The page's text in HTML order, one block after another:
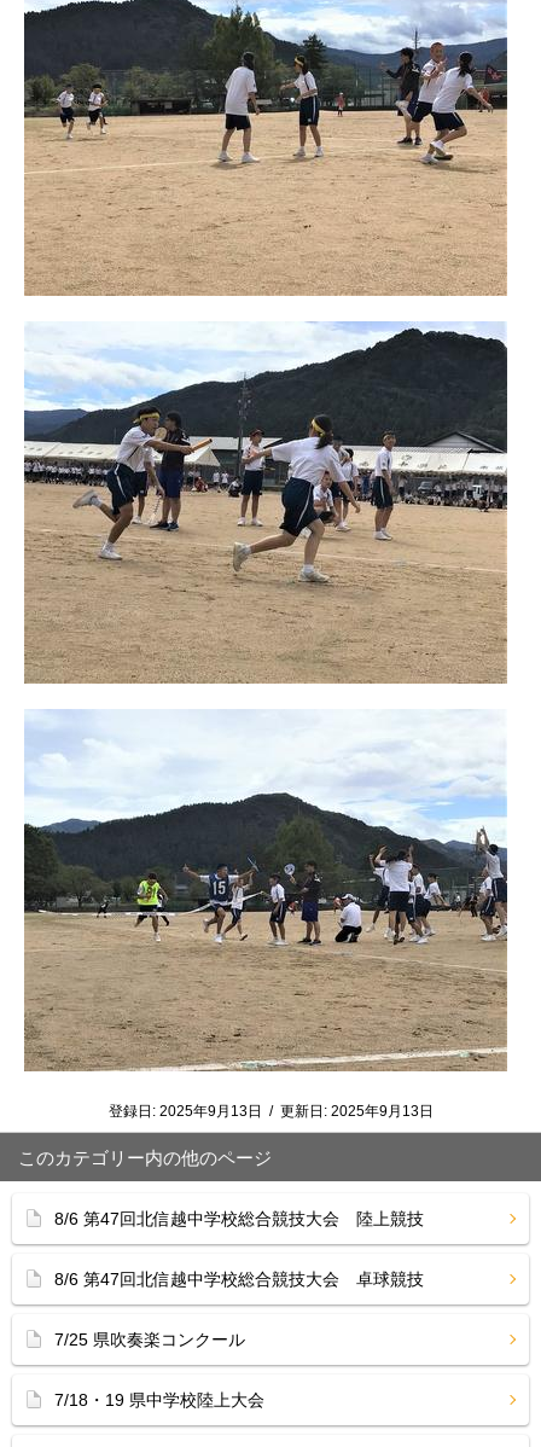
登録日: 2025年9月13日 / 更新日: 2025年9月13日
このカテゴリー内の他のページ
8/6 第47回北信越中学校総合競技大会 陸上競技
8/6 第47回北信越中学校総合競技大会 卓球競技
7/25 県吹奏楽コンクール
7/18・19 県中学校陸上大会